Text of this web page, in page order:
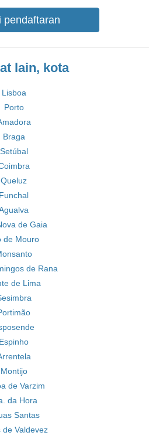
pendaftaran
lain, kota
Lisboa
Porto
Braga
Setúbal
Queluz
Funchal
de Gaia
de Mouro
de Rana
de Lima
Espinho
Montijo
de Varzim
da Hora
Santas
de Valdevez